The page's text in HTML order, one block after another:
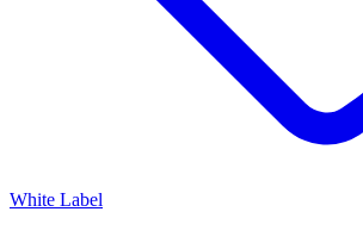
White Label